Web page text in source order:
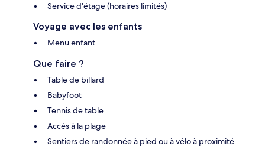
Service d'étage (horaires limités)
Voyage avec les enfants
Menu enfant
Que faire ?
Table de billard
Babyfoot
Tennis de table
Accès à la plage
Sentiers de randonnée à pied ou à vélo à proximité